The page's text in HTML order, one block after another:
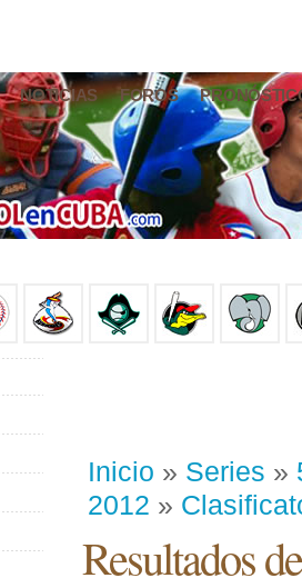
NOTICIAS FOROS
Inicio » Series »
2012 »
Resultados